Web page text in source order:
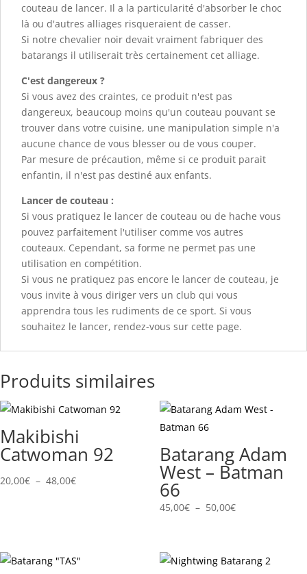
couteau de lancer. Il a la particularité d'absorber le choc
là ou d'autres alliages risqueraient de casser.
Si notre chevalier noir devait vraiment fabriquer des
batarangs il utiliserait très certainement cet alliage.
C'est dangereux ?
Si vous avez des craintes, ce produit n'est pas
dangereux, beaucoup moins qu'un couteau pouvant se
trouver dans votre cuisine, une manipulation simple n'a
aucune chance de vous blesser ou de vous couper.
Par mesure de précaution, même si ce produit parait
enfantin, il n'est pas destiné aux enfants.
Lancer de couteau :
Si vous pratiquez le lancer de couteau ou de hache vous
pouvez parfaitement l'utiliser comme vos autres
couteaux. Cependant, sa forme ne permet pas une
utilisation en compétition.
Si vous ne pratiquez pas encore le lancer de couteau, je
vous invite à vous diriger vers un club qui vous
apprendra tous les rudiments de ce sport. Si vous
souhaitez le lancer, rendez-vous sur cette page.
Produits similaires
Makibishi
Catwoman 92
20,00€ – 48,00€Plage
Batarang Adam
West – Batman
66
45,00€ – 50,00€Plage
45,00€